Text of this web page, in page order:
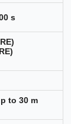
s
to 30 m